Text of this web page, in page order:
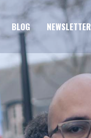
BLOG NEWSLETTER